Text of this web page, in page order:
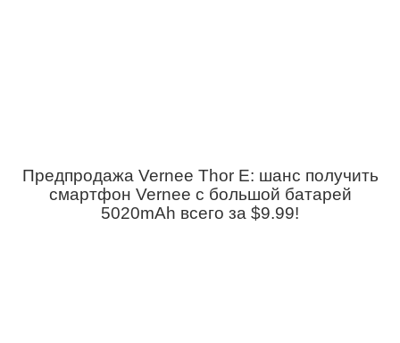
Предпродажа Vernee Thor E: шанс получить
смартфон Vernee с большой батарей
5020mAh всего за $9.99!